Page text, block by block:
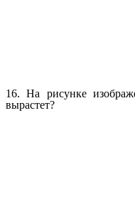
16. На рисунке
вырастет?